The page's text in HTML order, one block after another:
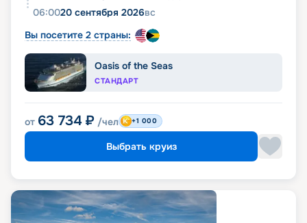
06:0020 сентября 2026вс
Вы посетите 2 страны:
Oasis of the Seas
СТАНДАРТ
от 63 734 ₽ /чел +1 000
Выбрать круиз